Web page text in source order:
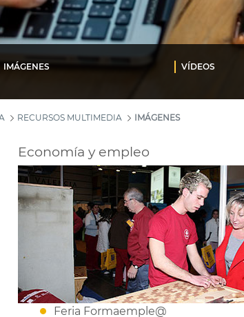
IMÁGENES VÍDEOS
RECURSOS MULTIMEDIA IMÁGENES
Economía y empleo
Feria Formaemple@